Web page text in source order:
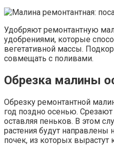
Удобряют ремонтантную
удобрениями, которые
вегетативной массы.
совмещать с поливами.
Обрезка малины
Обрезку ремонтантной
год поздно осенью.
оставляя пеньков. В этом
растения будут направлены
почек, из которых вырастут